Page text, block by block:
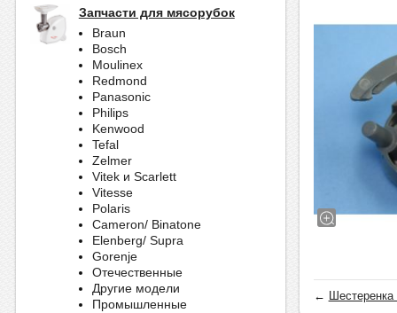
Запчасти для мясорубок
Braun
Bosch
Moulinex
Redmond
Panasonic
Philips
Kenwood
Tefal
Zelmer
Vitek и Scarlett
Vitesse
Polaris
Cameron/ Binatone
Elenberg/ Supra
Gorenje
Отечественные
Другие модели
Промышленные
←